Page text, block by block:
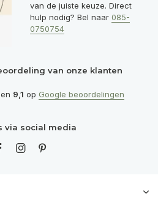
van de juiste keuze. Direct
hulp nodig? Bel naar 085-
0750754
van onze klanten
9,1 op Google beoordelingen
via social media